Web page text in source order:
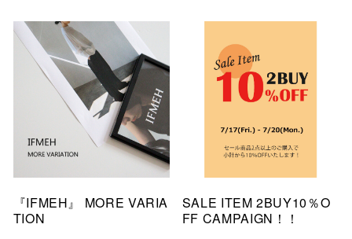
『IFMEH』 MORE VARIA
TION
SALE ITEM 2BUY10％O
FF CAMPAIGN！！